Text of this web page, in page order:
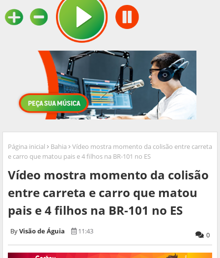
Página inicial Bahia
Vídeo mostra momento da colisão entre carreta
e carro que matou pais e 4 filhos na BR-101 no ES
Vídeo mostra momento da colisão
entre carreta e carro que matou
pais e 4 filhos na BR-101 no ES
Visão de Águia 11:43 0